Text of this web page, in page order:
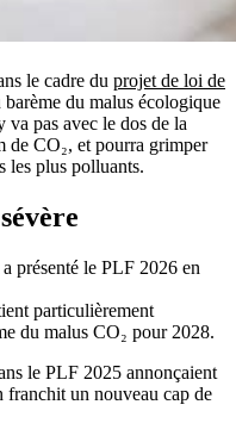
le cadre du projet de loi de
du malus écologique
va pas avec le dos de la
de CO₂, et pourra grimper
les plus polluants.
présenté le PLF 2026 en
particulièrement
du malus CO₂ pour 2028.
le PLF 2025 annonçaient
franchit un nouveau cap de